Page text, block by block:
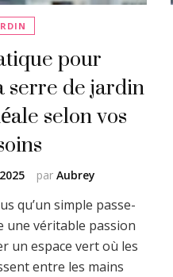
pour
de jardin
selon vos
par Aubrey
qu’un simple passe-
une véritable passion
un espace vert où les
entre les mains